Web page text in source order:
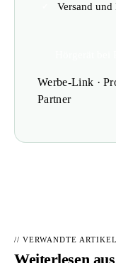
Versand
Werbe-Link ·
Partner
// VERWANDTE ARTIKEL
Weiterlesen aus